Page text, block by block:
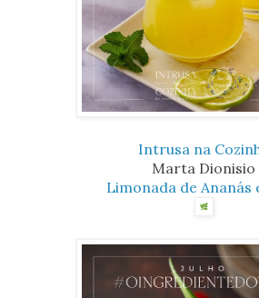
Intrusa na
Marta Dionisio
Limonada de Ananás